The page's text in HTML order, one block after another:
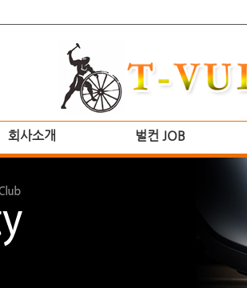
회사소개 벌컨 JOB